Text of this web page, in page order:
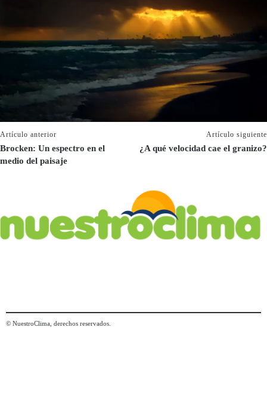
Artículo anterior
Brocken: Un espectro en el
medio del paisaje
Artículo siguiente
¿A qué velocidad cae el granizo?
© NuestroClima, derechos reservados.